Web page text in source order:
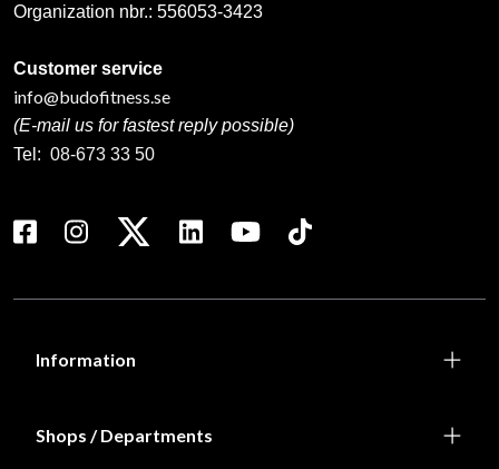
Organization nbr.: 556053-3423
Customer service
info@budofitness.se
(E-mail us for fastest reply possible)
Tel: 08-673 33 50
Information
Shops / Departments